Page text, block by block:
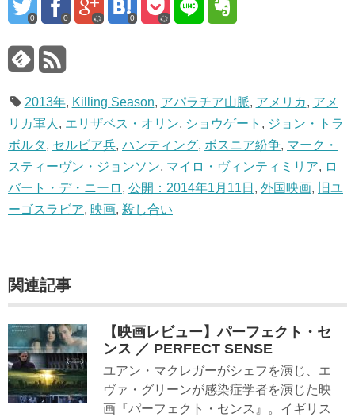
0 0 0
2013年, Killing Season, アパラチア山脈, アメリカ, アメ
リカ軍人 , エリザベス・オリン, ショウゲート , ジョン・トラ
ボルタ, セルビア兵, ハンティング, ボスニア紛争, マーク・
スティーヴン・ジョンソン, マイロ・ヴィンティミリア, ロ
バート・デ・ニーロ , 公開：2014年1月11日 , 外国映画,
旧ユ
ーゴスラビア, 映画, 殺し合い
関連記事
【映画レビュー】パーフェクト・セ
ンス ／ PERFECT SENSE
ユアン・マクレガーがシェフを演じ、エ
ヴァ・グリーンが感染症学者を演じた映
画『パーフェクト・センス』。イギリス